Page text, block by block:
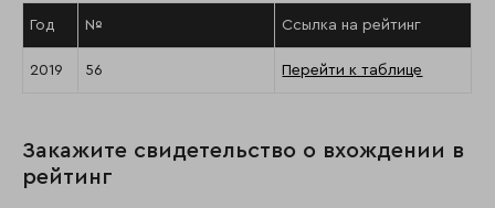
Год № Ссылка на рейтинг
2019 56 Перейти к таблице
Закажите свидетельство о вхождении в
рейтинг